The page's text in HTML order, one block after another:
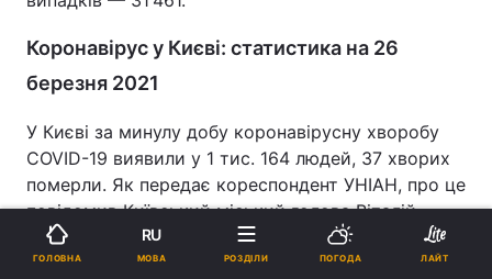
Коронавірус у Києві: статистика на 26
березня 2021
У Києві за минулу добу коронавірусну хворобу
COVID-19 виявили у 1 тис. 164 людей, 37 хворих
померли. Як передає кореспондент УНІАН, про це
повідомив Київський міський голова Віталій
Кличко під час онлайн-прес-брифінгу.
ГОЛОВНА
RU
МОВА РОЗДІЛИ ПОГОДА ЛАЙТ